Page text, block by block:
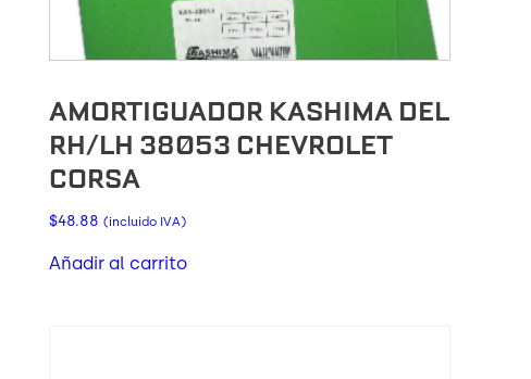
AMORTIGUADOR KASHIMA DEL
RH/LH 38053 CHEVROLET
CORSA
$48.88 (incluido IVA)
Añadir al carrito